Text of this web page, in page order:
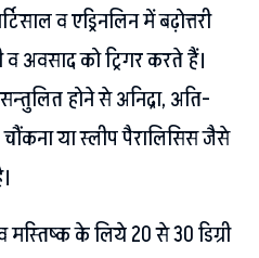
व एड्रिनलिन में बढ़ोत्तरी
अवसाद को ट्रिगर करते हैं।
होने से अनिद्रा, अति-
चौंकना या स्लीप पैरालिसिस जैसे
के लिये 20 से 30 डिग्री